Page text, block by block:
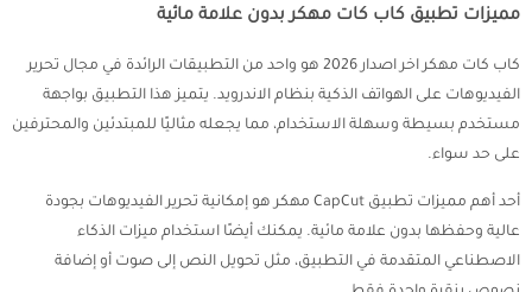
مميزات تطبيق كاب كات مهكر بدون علامة مائية
كاب كات مهكر اخر اصدار 2026 هو واحد من التطبيقات الرائدة في مجال تحرير
الفيديوهات على الهواتف الذكية بنظام الاندرويد. يتميز هذا التطبيق بواجهة
مستخدم بسيطة وسهلة الاستخدام، مما يجعله مثاليًا للمبتدئين والمحترفين
على حد سواء.
أحد أهم مميزات تطبيق CapCut مهكر هو إمكانية تحرير الفيديوهات بجودة
عالية وحفظها بدون علامة مائية. يمكنك أيضًا استخدام ميزات الذكاء
الاصطناعي المتقدمة في التطبيق، مثل تحويل النص إلى صوت أو إضافة